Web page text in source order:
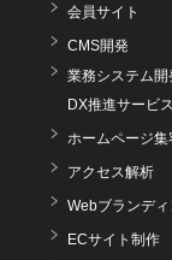
会員サイト
CMS開発
業務システム開
DX推進サービス
ホームページ集
アクセス解析
Webブランデ
ECサイト制作